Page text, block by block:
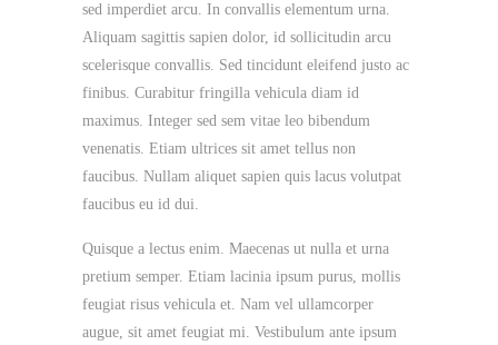
sed imperdiet arcu. In convallis elementum urna.
Aliquam sagittis sapien dolor, id sollicitudin arcu
scelerisque convallis. Sed tincidunt eleifend justo ac
finibus. Curabitur fringilla vehicula diam id
maximus. Integer sed sem vitae leo bibendum
venenatis. Etiam ultrices sit amet tellus non
faucibus. Nullam aliquet sapien quis lacus volutpat
faucibus eu id dui.
Quisque a lectus enim. Maecenas ut nulla et urna
pretium semper. Etiam lacinia ipsum purus, mollis
feugiat risus vehicula et. Nam vel ullamcorper
augue, sit amet feugiat mi. Vestibulum ante ipsum